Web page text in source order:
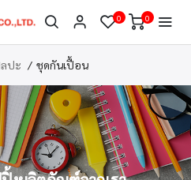
0 0
ปะ ชุดกันเปื้อน